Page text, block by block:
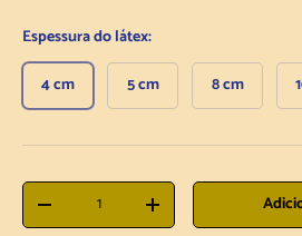
Espessura do látex:
4 cm
5 cm 8 cm
Quantidade
Diminuir a quantidadeAumentar a